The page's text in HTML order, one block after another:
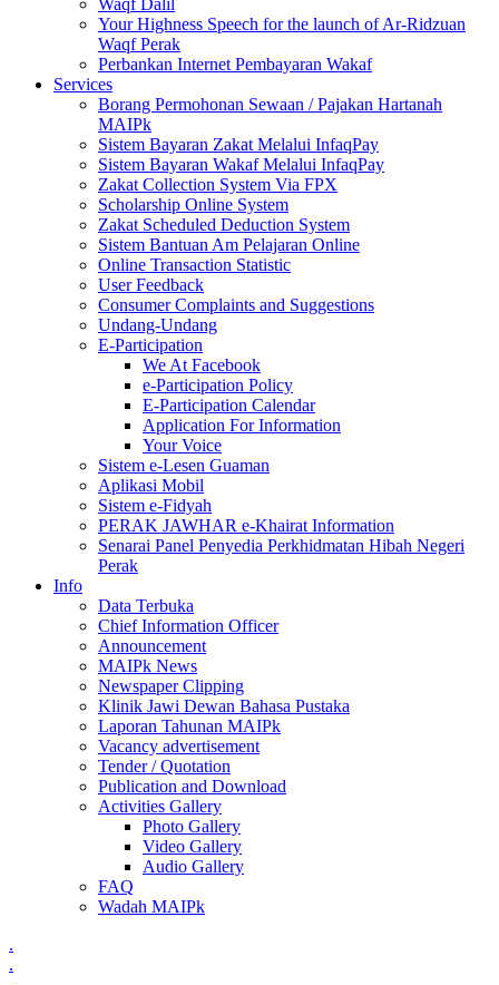
Your Highness Speech for the launch of Ar-Ridzuan
Waqf Perak
Perbankan Internet Pembayaran Wakaf
Services
Borang Permohonan Sewaan / Pajakan Hartanah
MAIPk
Sistem Bayaran Zakat Melalui InfaqPay
Sistem Bayaran Wakaf Melalui InfaqPay
Zakat Collection System Via FPX
Scholarship Online System
Zakat Scheduled Deduction System
Sistem Bantuan Am Pelajaran Online
Online Transaction Statistic
User Feedback
Consumer Complaints and Suggestions
Undang-Undang
E-Participation
We At Facebook
e-Participation Policy
E-Participation Calendar
Application For Information
Your Voice
Sistem e-Lesen Guaman
Aplikasi Mobil
Sistem e-Fidyah
PERAK JAWHAR e-Khairat Information
Senarai Panel Penyedia Perkhidmatan Hibah Negeri
Perak
Info
Data Terbuka
Chief Information Officer
Announcement
MAIPk News
Newspaper Clipping
Klinik Jawi Dewan Bahasa Pustaka
Laporan Tahunan MAIPk
Vacancy advertisement
Tender / Quotation
Publication and Download
Activities Gallery
Photo Gallery
Video Gallery
Audio Gallery
FAQ
Wadah MAIPk
.
.